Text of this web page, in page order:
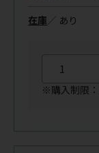
在庫 ／ あり
※購入制限